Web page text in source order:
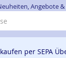
Angebote
per SEPA